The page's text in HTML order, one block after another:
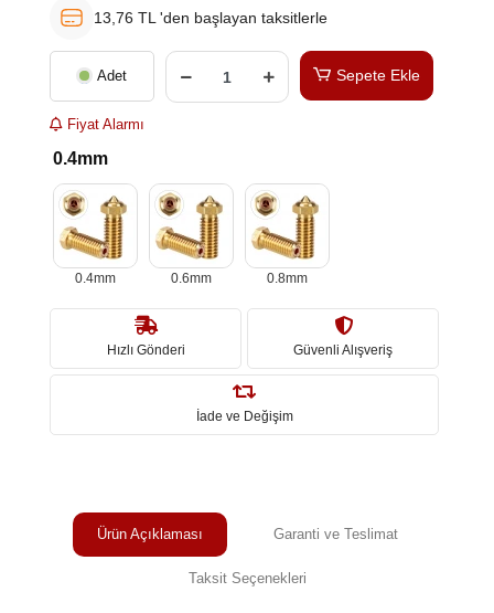
13,76 TL 'den başlayan taksitlerle
Adet Sepete Ekle
Fiyat Alarmı
0.4mm
0.4mm 0.6mm 0.8mm
Hızlı Gönderi Güvenli Alışveriş
İade ve Değişim
Ürün Açıklaması Garanti ve Teslimat
Taksit Seçenekleri